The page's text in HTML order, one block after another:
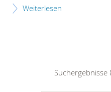
Weiterlesen